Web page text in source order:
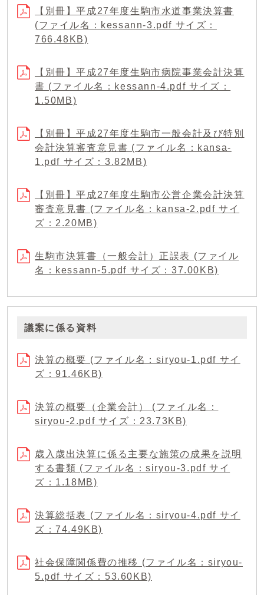
【別冊】平成27年度生駒市水道事業決算書
(ファイル名：kessann-3.pdf サイズ：
766.48KB)
【別冊】平成27年度生駒市病院事業会計決算
書 (ファイル名：kessann-4.pdf サイズ：
1.50MB)
【別冊】平成27年度生駒市一般会計及び特別
会計決算審査意見書 (ファイル名：kansa-
1.pdf サイズ：3.82MB)
【別冊】平成27年度生駒市公営企業会計決算
審査意見書 (ファイル名：kansa-2.pdf サイ
ズ：2.20MB)
生駒市決算書（一般会計）正誤表 (ファイル
名：kessann-5.pdf サイズ：37.00KB)
議案に係る資料
決算の概要 (ファイル名：siryou-1.pdf サイ
ズ：91.46KB)
決算の概要（企業会計） (ファイル名：
siryou-2.pdf サイズ：23.73KB)
歳入歳出決算に係る主要な施策の成果を説明
する書類 (ファイル名：siryou-3.pdf サイ
ズ：1.18MB)
決算総括表 (ファイル名：siryou-4.pdf サイ
ズ：74.49KB)
社会保障関係費の推移 (ファイル名：siryou-
5.pdf サイズ：53.60KB)